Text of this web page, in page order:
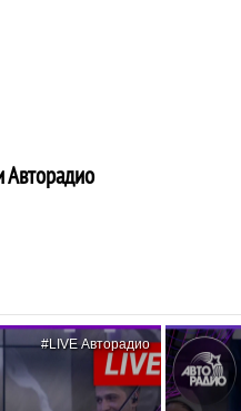
Авторадио
#LIVE Авторадио